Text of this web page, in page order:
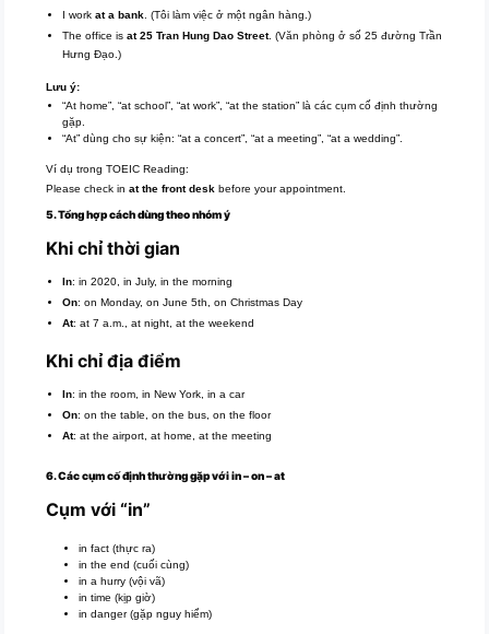
I workat a bank . (Tôi làm việc ở một ngân hàng.)
The office isat 25 Tran Hung Dao Street. (Văn phòng ở số 25 đường Trần
Hưng Đạo.)
Lưu ý:
“At home”, “at school”, “at work”, “at the station” là các cụm cố định thường
gặp.
“At” dùng cho sự kiện: “at a concert”, “at a meeting”, “at a wedding”.
Ví dụ trong TOEIC Reading:
Please check inat the front desk before your appointment.
5. Tổng hợp cách dùng theo nhóm ý
Khi chỉ thời gian
In: in 2020, in July, in the morning
On: on Monday, on June 5th, on Christmas Day
At: at 7 a.m., at night, at the weekend
Khi chỉ địa điểm
In: in the room, in New York, in a car
On: on the table, on the bus, on the floor
At: at the airport, at home, at the meeting
6. Các cụm cố định thường gặp với in – on – at
Cụm với “in”
in fact (thực ra)
in the end (cuối cùng)
in a hurry (vội vã)
in time (kịp giờ)
in danger (gặp nguy hiểm)